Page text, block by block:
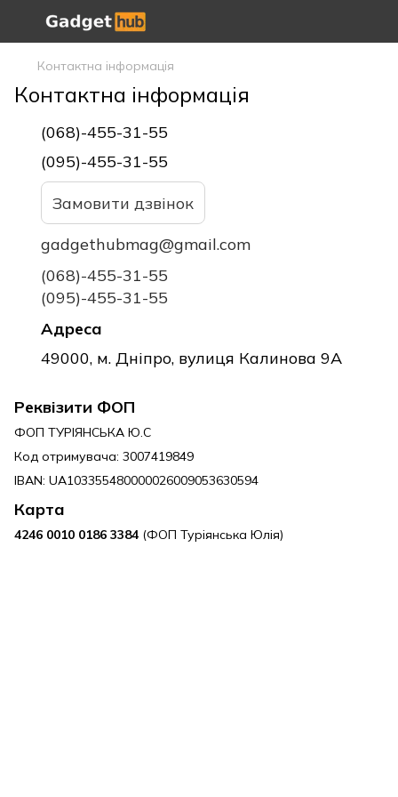
Контактна інформація
Контактна інформація
(068)-455-31-55
(095)-455-31-55
Замовити дзвінок
gadgethubmag@gmail.com
(068)-455-31-55
(095)-455-31-55
Адреса
49000, м. Дніпро, вулиця Калинова 9А
Реквізити ФОП
ФОП ТУРIЯНСЬКА Ю.С
Код отримувача: 3007419849
IBAN: UA103355480000026009053630594
Карта
4246 0010 0186 3384 (ФОП Туріянська Юлія)